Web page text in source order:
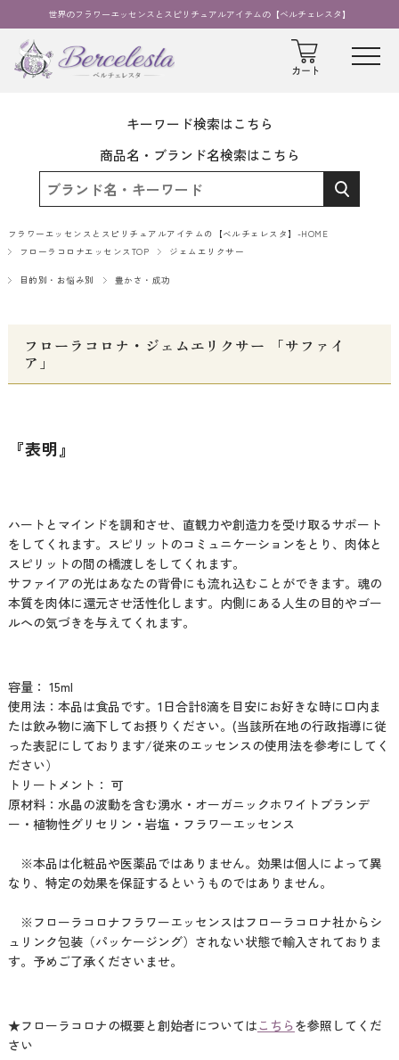
世界のフラワーエッセンスとスピリチュアルアイテムの【ベルチェレスタ】
キーワード検索はこちら
商品名・ブランド名検索はこちら
フラワーエッセンスとスピリチュアルアイテムの【ベルチェレスタ】-HOME
フローラコロナエッセンスTOP
ジェムエリクサー
目的別・お悩み別 豊かさ・成功
フローラコロナ・ジェムエリクサー 「サファイ
ア」
『表明』
ハートとマインドを調和させ、直観力や創造力を受け取るサポート
をしてくれます。スピリットのコミュニケーションをとり、肉体と
スピリットの間の橋渡しをしてくれます。
サファイアの光はあなたの背骨にも流れ込むことができます。魂の
本質を肉体に還元させ活性化します。内側にある人生の目的やゴー
ルへの気づきを与えてくれます。
容量： 15ml
使用法：本品は食品です。1日合計8滴を目安にお好きな時に口内ま
たは飲み物に滴下してお摂りください。(当該所在地の行政指導に従
った表記にしております/従来のエッセンスの使用法を参考にしてく
ださい）
トリートメント： 可
原材料：水晶の波動を含む湧水・オーガニックホワイトブランデ
ー・植物性グリセリン・岩塩・フラワーエッセンス
※本品は化粧品や医薬品ではありません。効果は個人によって異
なり、特定の効果を保証するというものではありません。
※フローラコロナフラワーエッセンスはフローラコロナ社からシ
ュリンク包装（パッケージング）されない状態で輸入されておりま
す。予めご了承くださいませ。
★フローラコロナの概要と創始者についてはこちらを参照してくだ
さい